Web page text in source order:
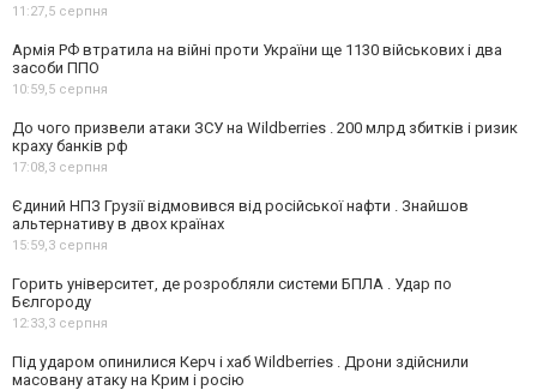
11:27,5 серпня
Армія РФ втратила на війні проти України ще 1130 військових і два
засоби ППО
10:59,5 серпня
До чого призвели атаки ЗСУ на Wildberries . 200 млрд збитків і ризик
краху банків рф
17:08,3 серпня
Єдиний НПЗ Грузії відмовився від російської нафти . Знайшов
альтернативу в двох країнах
15:59,3 серпня
Горить університет, де розробляли системи БПЛА . Удар по
Бєлгороду
12:33,3 серпня
Під ударом опинилися Керч і хаб Wildberries . Дрони здійснили
масовану атаку на Крим і росію